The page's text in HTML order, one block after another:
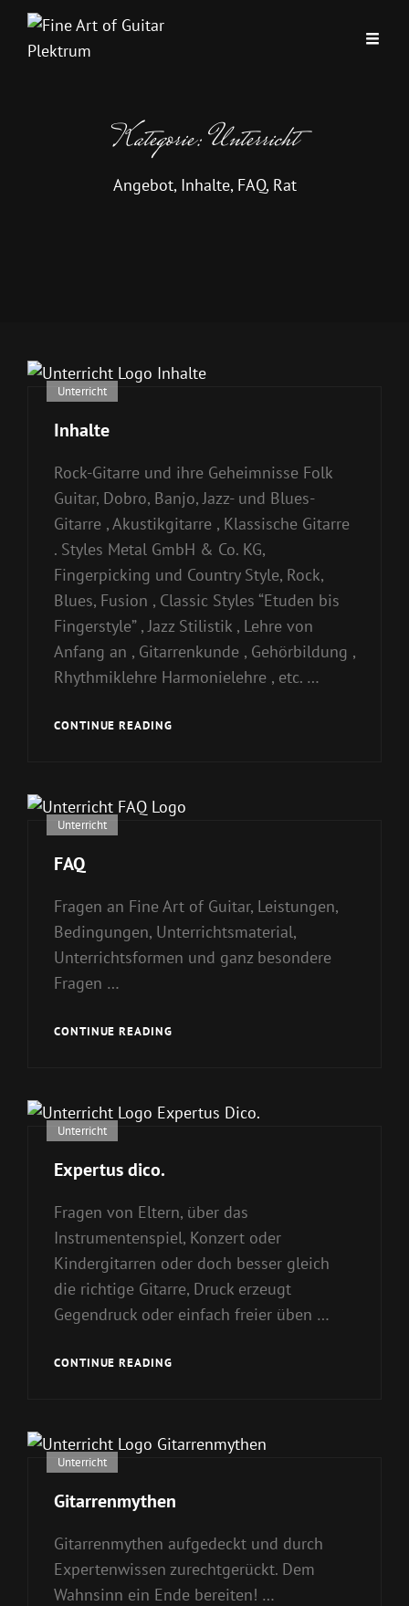
Kategorie:Unterricht
Angebot, Inhalte, FAQ, Rat
CatUnterricht
Inhalte
Rock-Gitarre und ihre Geheimnisse Folk
Guitar, Dobro, Banjo, Jazz- und Blues-
Gitarre , Akustikgitarre , Klassische Gitarre
. Styles Metal GmbH & Co. KG,
Fingerpicking und Country Style, Rock,
Blues, Fusion , Classic Styles “Etuden bis
Fingerstyle” , Jazz Stilistik , Lehre von
Anfang an , Gitarrenkunde , Gehörbildung ,
Rhythmiklehre Harmonielehre , etc. …
CONTINUE READINGINHALTE
CatUnterricht
FAQ
Fragen an Fine Art of Guitar, Leistungen,
Bedingungen, Unterrichtsmaterial,
Unterrichtsformen und ganz besondere
Fragen …
CONTINUE READINGFAQ
CatUnterricht
Expertus dico.
Fragen von Eltern, über das
Instrumentenspiel, Konzert oder
Kindergitarren oder doch besser gleich
die richtige Gitarre, Druck erzeugt
Gegendruck oder einfach freier üben …
CONTINUE READINGEXPERTUS
CatUnterricht
Gitarrenmythen
Gitarrenmythen aufgedeckt und durch
Expertenwissen zurechtgerückt. Dem
Wahnsinn ein Ende bereiten! …